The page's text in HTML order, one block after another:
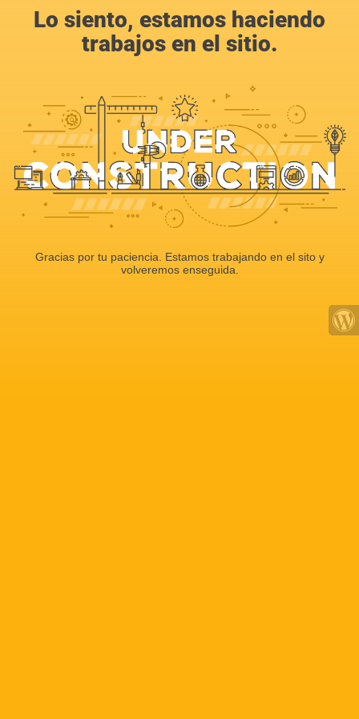
Lo siento, estamos haciendo
trabajos en el sitio.
Gracias por tu paciencia. Estamos trabajando en el sito y
volveremos enseguida.